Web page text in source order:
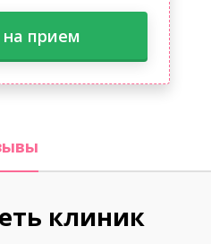
на прием
клиник